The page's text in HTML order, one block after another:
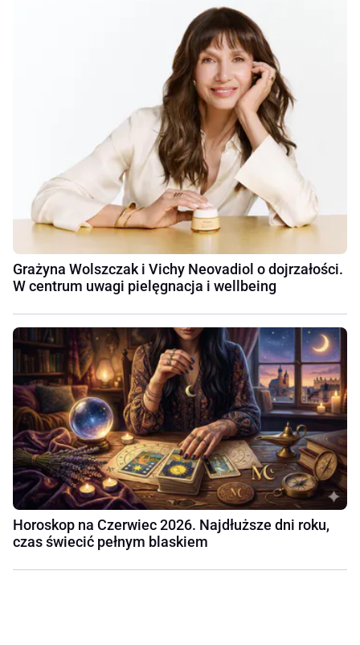
Grażyna Wolszczak i Vichy Neovadiol o dojrzałości.
W centrum uwagi pielęgnacja i wellbeing
Horoskop na Czerwiec 2026. Najdłuższe dni roku,
czas świecić pełnym blaskiem